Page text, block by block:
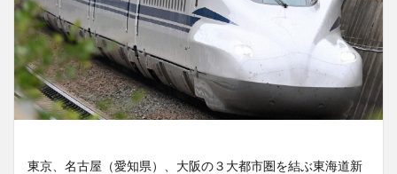
東京、名古屋（愛知県）、大阪の３大都市圏を結ぶ東海道新